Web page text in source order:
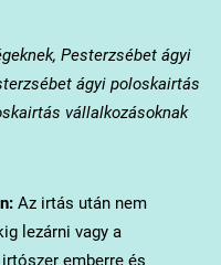
Pesterzsébet ágyi
ágyi poloskairtás
vállalkozásoknak
Az irtás után nem
lezárni vagy a